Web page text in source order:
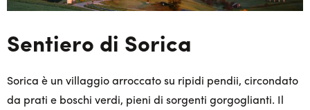
Sentiero di Sorica
Sorica è un villaggio arroccato su ripidi pendii, circondato
da prati e boschi verdi, pieni di sorgenti gorgoglianti. Il